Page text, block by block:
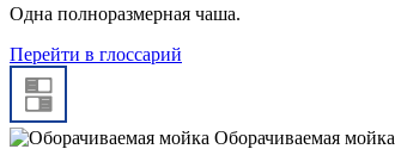
Одна полноразмерная чаша.
Перейти в глоссарий
Оборачиваемая мойка